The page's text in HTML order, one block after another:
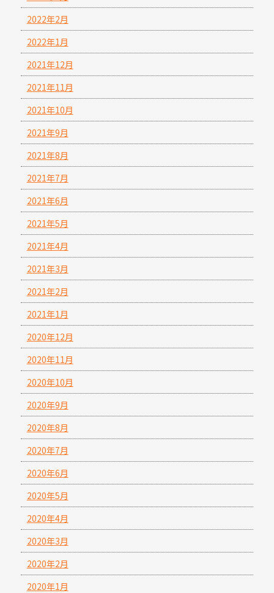
2022年2月
2022年1月
2021年12月
2021年11月
2021年10月
2021年9月
2021年8月
2021年7月
2021年6月
2021年5月
2021年4月
2021年3月
2021年2月
2021年1月
2020年12月
2020年11月
2020年10月
2020年9月
2020年8月
2020年7月
2020年6月
2020年5月
2020年4月
2020年3月
2020年2月
2020年1月